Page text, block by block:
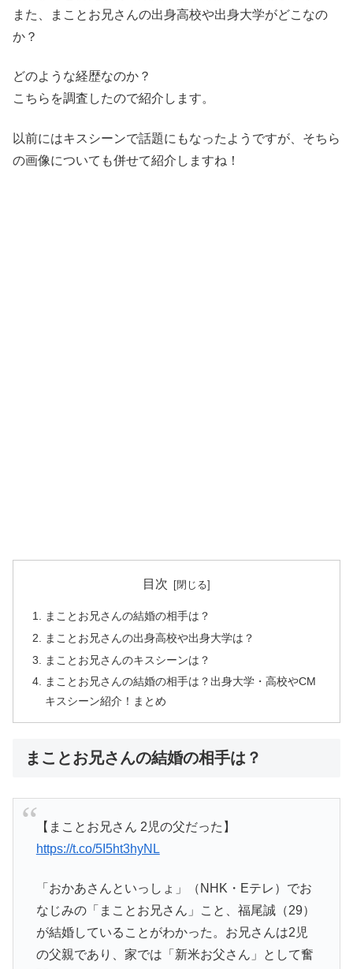
また、まことお兄さんの出身高校や出身大学がどこなの
か？
どのような経歴なのか？
こちらを調査したので紹介します。
以前にはキスシーンで話題にもなったようですが、そちら
の画像についても併せて紹介しますね！
目次
まことお兄さんの結婚の相手は？
まことお兄さんの出身高校や出身大学は？
まことお兄さんのキスシーンは？
まことお兄さんの結婚の相手は？出身大学・高校やCM
キスシーン紹介！まとめ
まことお兄さんの結婚の相手は？
【まことお兄さん 2児の父だった】
https://t.co/5I5ht3hyNL
「おかあさんといっしょ」（NHK・Eテレ）でお
なじみの「まことお兄さん」こと、福尾誠（29）
が結婚していることがわかった。お兄さんは2児
の父親であり、家では「新米お父さん」として奮